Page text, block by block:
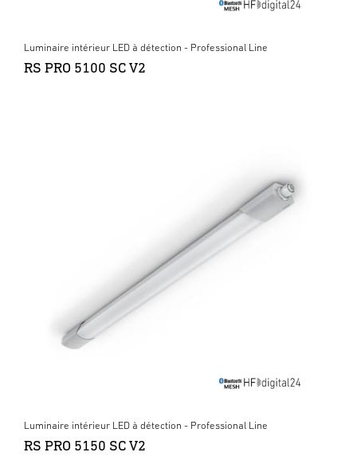
Luminaire intérieur LED à détection - Professional Line
RS PRO 5100 SC V2
Luminaire intérieur LED à détection - Professional Line
RS PRO 5150 SC V2